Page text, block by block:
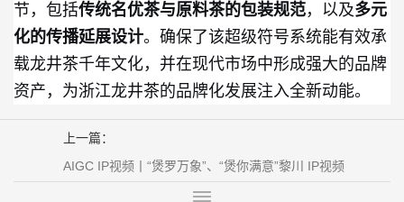
节，包括传统名优茶与原料茶的包装规范，以及多元
化的传播延展设计。确保了该超级符号系统能有效承
载龙井茶千年文化，并在现代市场中形成强大的品牌
资产，为浙江龙井茶的品牌化发展注入全新动能。
上一篇：
AIGC IP视频丨“煲罗万象”、“煲你满意”黎川 IP视频